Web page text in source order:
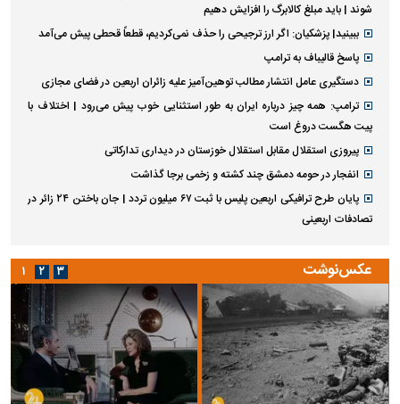
شوند | باید مبلغ کالابرگ را افزایش دهیم
ببینید| پزشکیان: اگر ارز ترجیحی را حذف نمی‌کردیم، قطعاً قحطی پیش می‌آمد
پاسخ قالیباف به ترامپ
دستگیری عامل انتشار مطالب توهین‌آمیز علیه زائران اربعین در فضای مجازی
ترامپ: همه چیز درباره ایران به طور استثنایی خوب پیش می‌رود | اختلاف با
پیت هگست دروغ است
پیروزی استقلال مقابل استقلال خوزستان در دیداری تدارکاتی
انفجار در حومه دمشق چند کشته و زخمی برجا گذاشت
پایان طرح ترافیکی اربعین پلیس با ثبت ۶۷ میلیون تردد | جان باختن ۲۴ زائر در
تصادفات اربعینی
عکس‌نوشت ۱ ۲ ۳